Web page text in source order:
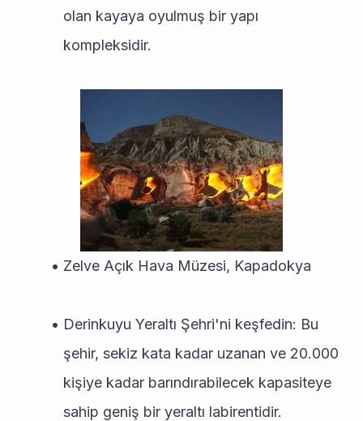
olan kayaya oyulmuş bir yapı
kompleksidir.
Zelve Açık Hava Müzesi, Kapadokya
Derinkuyu Yeraltı Şehri'ni keşfedin: Bu
şehir, sekiz kata kadar uzanan ve 20.000
kişiye kadar barındırabilecek kapasiteye
sahip geniş bir yeraltı labirentidir.